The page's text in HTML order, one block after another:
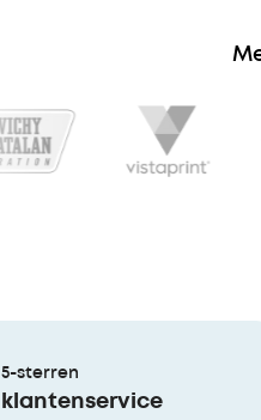
5-sterren
klantenservice